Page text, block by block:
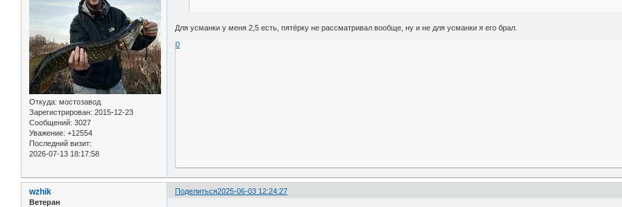
Откуда: мостозавод
Зарегистрирован: 2015-12-23
Сообщений: 3027
Уважение: +12554
Последний визит:
2026-07-13 18:17:58
Для усманки у меня 2,5 есть, пятёрку не рассматривал вообще, ну и не для усманки я его брал.
0
Поделиться2025-06-03 12:24:27
wzhik
Ветеран